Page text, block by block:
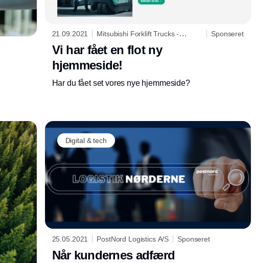
21.09.2021
Mitsubishi Forklift Trucks -
Logisnext Denmark A/S
Sponseret
Vi har fået en flot ny
hjemmeside!
Har du fået set vores nye hjemmeside?
Digital & tech
25.05.2021 PostNord Logistics A/S Sponseret
Når kundernes adfærd